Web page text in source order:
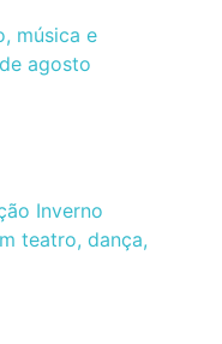
música e
agosto
Inverno
teatro, dança,